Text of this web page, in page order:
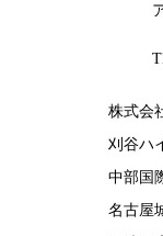
株式会
刈谷ハ
中部国
名古屋